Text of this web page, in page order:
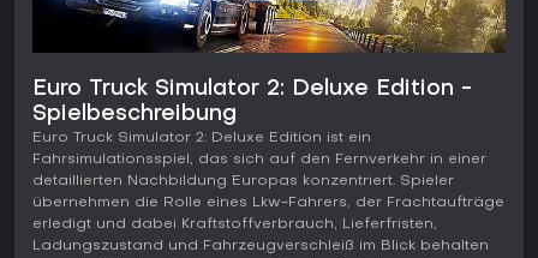
Euro Truck Simulator 2: Deluxe Edition -
Spielbeschreibung
Euro Truck Simulator 2: Deluxe Edition ist ein
Fahrsimulationsspiel, das sich auf den Fernverkehr in einer
detaillierten Nachbildung Europas konzentriert. Spieler
übernehmen die Rolle eines Lkw-Fahrers, der Frachtaufträge
erledigt und dabei Kraftstoffverbrauch, Lieferfristen,
Ladungszustand und Fahrzeugverschleiß im Blick behalten